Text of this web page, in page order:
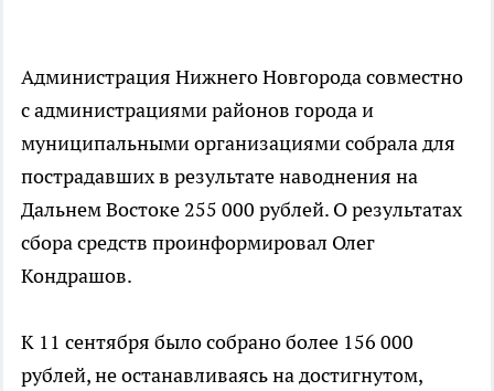
Администрация Нижнего Новгорода совместно
с администрациями районов города и
муниципальными организациями собрала для
пострадавших в результате наводнения на
Дальнем Востоке 255 000 рублей. О результатах
сбора средств проинформировал Олег
Кондрашов.
К 11 сентября было собрано более 156 000
рублей, не останавливаясь на достигнутом,